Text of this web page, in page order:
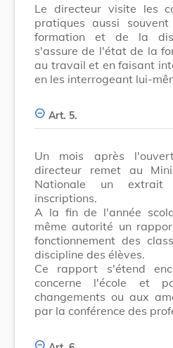
Le directeur visite les
pratiques aussi
formation et de la
s'assure de l'état de la
au travail et en faisant
en les interrogeant lui-
Art. 5.
Un mois après
directeur remet au
Nationale un
inscriptions.
A la fin de l'année
même autorité un
fonctionnement des
discipline des élèves.
Ce rapport s'étend
concerne l'école et
changements ou aux
par la conférence des